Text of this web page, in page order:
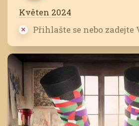
Květen 2024
Přihlašte se nebo zadejte